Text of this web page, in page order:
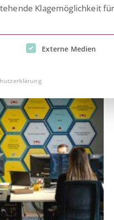
Klagemöglichkeit für
erste Service-Gruppe
Externe Medien